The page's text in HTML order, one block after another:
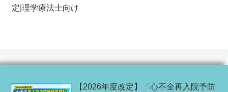
定|理学療法士向け
【2026年度改定】「心不全再入院予防